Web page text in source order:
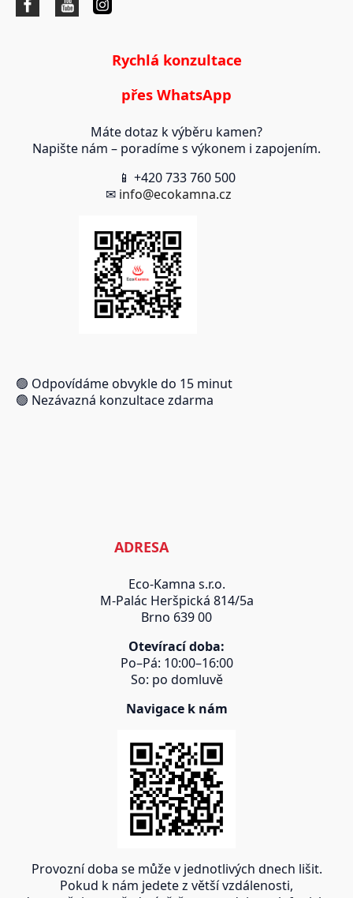
Rychlá konzultace
přes WhatsApp
Máte dotaz k výběru kamen?
Napište nám – poradíme s výkonem i zapojením.
📱 +420 733 760 500
✉ info@ecokamna.cz
🟢 Odpovídáme obvykle do 15 minut
🟢 Nezávazná konzultace zdarma
ADRESA
Eco-Kamna s.r.o.
M-Palác Heršpická 814/5a
Brno 639 00
Otevírací doba:
Po–Pá: 10:00–16:00
So: po domluvě
Navigace k nám
Provozní doba se může v jednotlivých dnech lišit.
Pokud k nám jedete z větší vzdálenosti,